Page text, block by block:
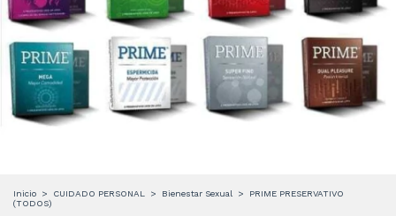
Inicio > CUIDADO PERSONAL > Bienestar Sexual >
PRIME PRESERVATIVO
(TODOS)